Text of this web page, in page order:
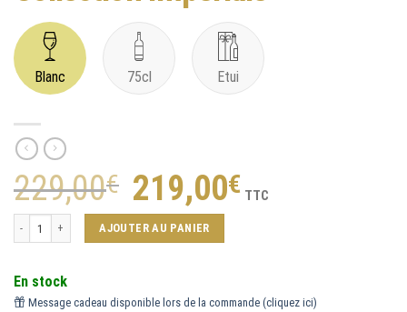
Blanc 75cl Etui
229,00€ Le
prix
initial
était :
229,00€.
219,00€ prix
TTC
quantité de Collection Impériale
AJOUTER AU PANIER
En stock
Message cadeau disponible lors de la commande (cliquez ici)